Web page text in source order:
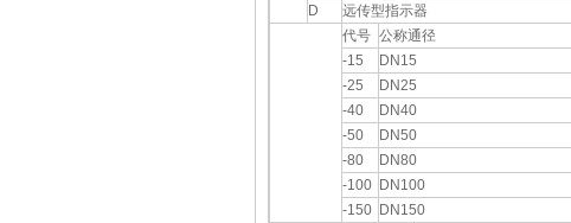
D
远传型指示器
代号 公称通径
-15
DN15
-25
DN25
-40
DN40
-50
DN50
-80
DN80
-100 DN100
-150 DN150